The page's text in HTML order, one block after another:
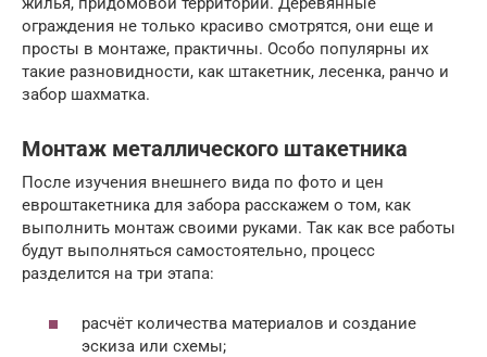
ограждения не только красиво смотрятся, они еще и
просты в монтаже, практичны. Особо популярны их
такие разновидности, как штакетник, лесенка, ранчо и
забор шахматка.
Монтаж металлического штакетника
После изучения внешнего вида по фото и цен
евроштакетника для забора расскажем о том, как
выполнить монтаж своими руками. Так как все работы
будут выполняться самостоятельно, процесс
разделится на три этапа:
расчёт количества материалов и создание
эскиза или схемы;